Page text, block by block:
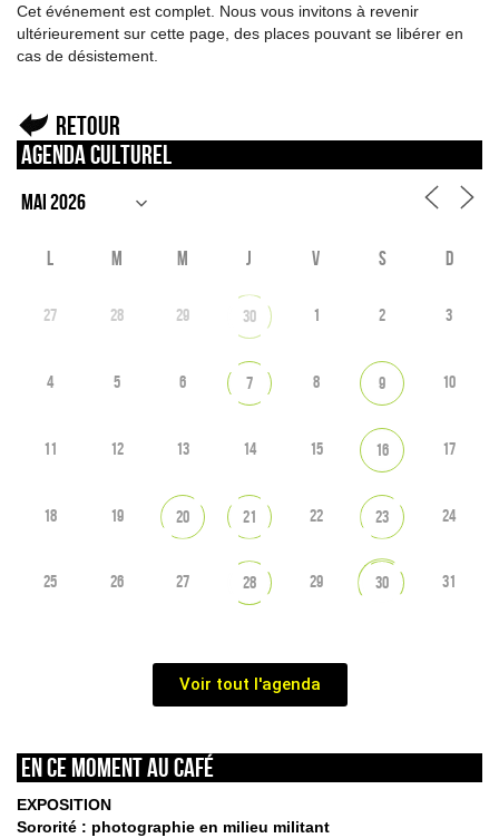
Cet événement est complet. Nous vous invitons à revenir
ultérieurement sur cette page, des places pouvant se libérer en
cas de désistement.
Retour
Agenda culturel
L M M J V S D
27 28 29 30 1 2 3
4 5 6 7 8 9 10
11 12 13 14 15 16 17
18 19 20 21 22 23 24
25 26 27 28 29 30 31
Voir tout l'agenda
En ce moment au café
EXPOSITION
Sororité : photographie en milieu militant